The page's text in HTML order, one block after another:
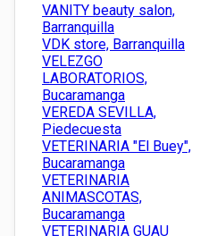
VANITY beauty salon,
Barranquilla
VDK store, Barranquilla
VELEZGO
LABORATORIOS,
Bucaramanga
VEREDA SEVILLA,
Piedecuesta
VETERINARIA "El Buey",
Bucaramanga
VETERINARIA
ANIMASCOTAS,
Bucaramanga
VETERINARIA GUAU